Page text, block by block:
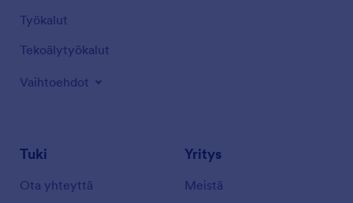
Työkalut
Tekoälytyökalut
Vaihtoehdot
Tuki
Ota yhteyttä
Yritys
Meistä